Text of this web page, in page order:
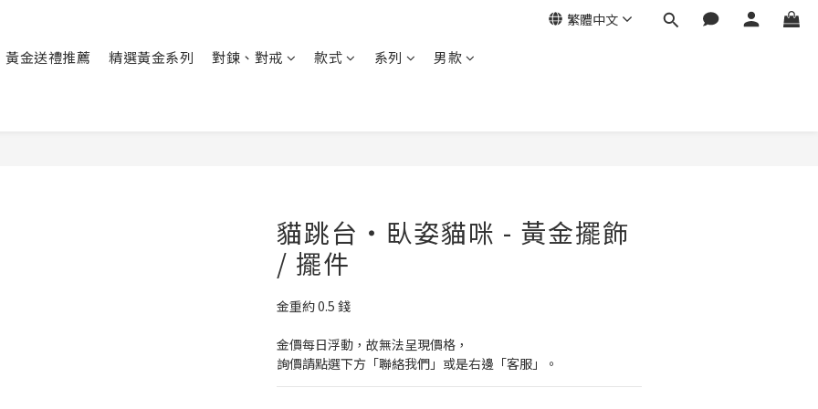
繁體中文
黃金送禮推薦 精選黃金系列 對鍊、對戒 款式 系列 男款
貓跳台・臥姿貓咪 - 黃金擺飾
/ 擺件
金重約 0.5 錢
金價每日浮動，故無法呈現價格，
詢價請點選下方「聯絡我們」或是右邊「客服」。